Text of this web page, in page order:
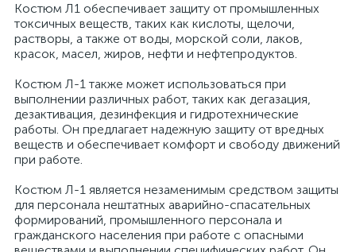
Костюм Л1 обеспечивает защиту от промышленных
токсичных веществ, таких как кислоты, щелочи,
растворы, а также от воды, морской соли, лаков,
красок, масел, жиров, нефти и нефтепродуктов.
Костюм Л-1 также может использоваться при
выполнении различных работ, таких как дегазация,
дезактивация, дезинфекция и гидротехнические
работы. Он предлагает надежную защиту от вредных
веществ и обеспечивает комфорт и свободу движений
при работе.
Костюм Л-1 является незаменимым средством защиты
для персонала нештатных аварийно-спасательных
формирований, промышленного персонала и
гражданского населения при работе с опасными